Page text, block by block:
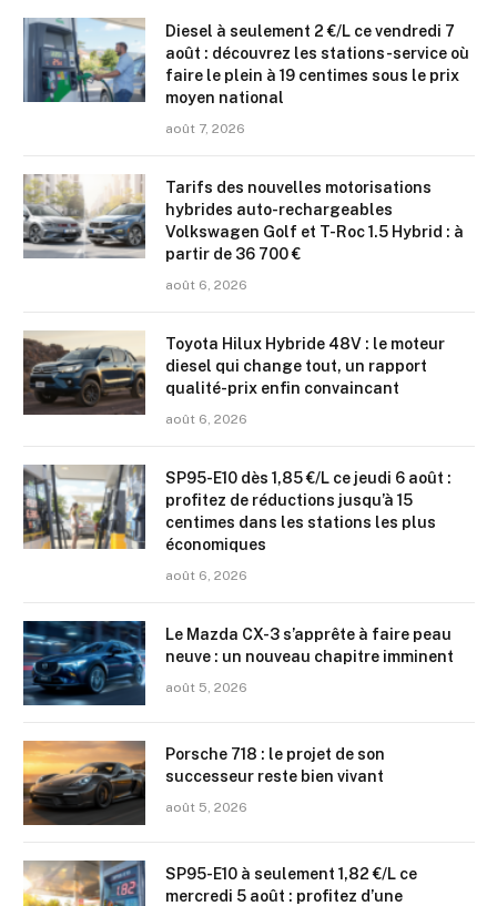
Diesel à seulement 2 €/L ce vendredi 7
août : découvrez les stations-service où
faire le plein à 19 centimes sous le prix
moyen national
août 7, 2026
Tarifs des nouvelles motorisations
hybrides auto-rechargeables
Volkswagen Golf et T-Roc 1.5 Hybrid : à
partir de 36 700 €
août 6, 2026
Toyota Hilux Hybride 48V : le moteur
diesel qui change tout, un rapport
qualité-prix enfin convaincant
août 6, 2026
SP95-E10 dès 1,85 €/L ce jeudi 6 août :
profitez de réductions jusqu’à 15
centimes dans les stations les plus
économiques
août 6, 2026
Le Mazda CX-3 s’apprête à faire peau
neuve : un nouveau chapitre imminent
août 5, 2026
Porsche 718 : le projet de son
successeur reste bien vivant
août 5, 2026
SP95-E10 à seulement 1,82 €/L ce
mercredi 5 août : profitez d’une